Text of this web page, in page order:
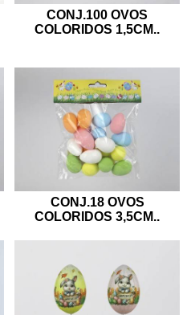
CONJ.100 OVOS
COLORIDOS 1,5CM..
CONJ.18 OVOS
COLORIDOS 3,5CM..